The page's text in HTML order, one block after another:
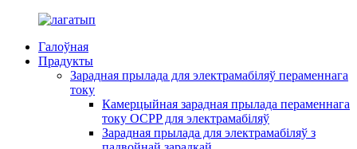
Галоўная
Прадукты
Зарадная прылада для электрамабіляў пераменнага
току
Камерцыйная зарадная прылада пераменнага
току OCPP для электрамабіляў
Зарадная прылада для электрамабіляў з